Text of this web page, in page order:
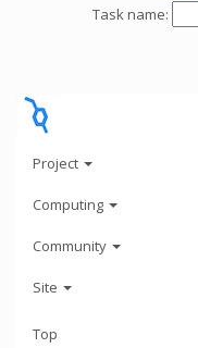
Task name:
Project
Computing
Community
Site
Top